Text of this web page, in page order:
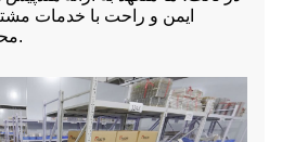
ایمن و راحت با خدمات
محصولات حرفه ای هستیم.